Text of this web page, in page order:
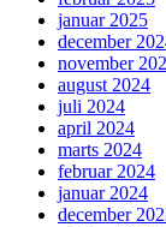
januar 2025
december
november
august 2024
juli 2024
april 2024
marts 2024
februar 2024
januar 2024
december